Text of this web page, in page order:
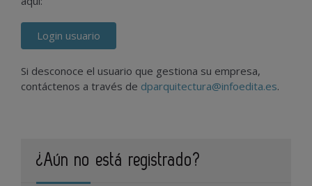
Login usuario
Si desconoce el usuario que gestiona su empresa,
contáctenos a través de dparquitectura@infoedita.es.
¿Aún no está registrado?